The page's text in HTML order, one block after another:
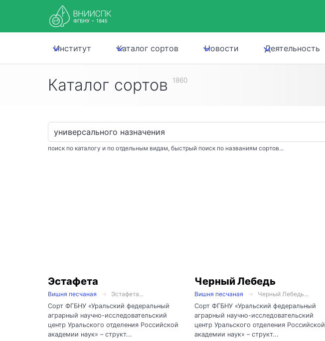
Институт Каталог сортов Новости Деятельность
Каталог сортов 1860
поиск по каталогу и по отдельным видам, быстрый поиск по названиям сортов...
Эстафета
Вишня песчаная
Эстафета...
Сорт ФГБНУ «Уральский федеральный
аграрный научно-исследовательский
центр Уральского отделения Российской
академии наук» – структ...
Черный Лебедь
Вишня песчаная
Черный Лебедь...
Сорт ФГБНУ «Уральский федеральный
аграрный научно-исследовательский
центр Уральского отделения Российской
академии наук» – структ...